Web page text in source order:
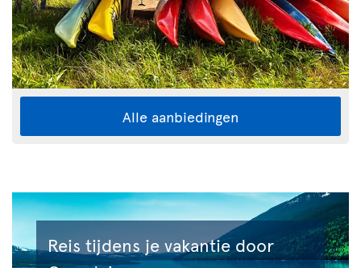
Alle aanbiedingen
Reis tijdens je vakantie door